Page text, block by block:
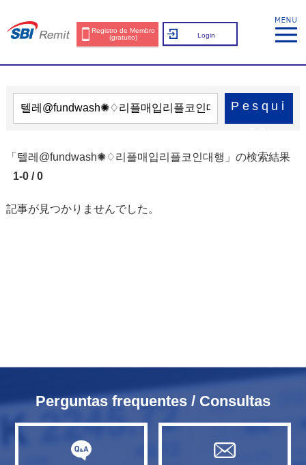
Registro de Membro
(gratuito)
Login
Pesqui
「텔레@fundwash✺♢리플매입리플코인대행」の検索結果
1-0 / 0
記事が見つかりませんでした。
Perguntas frequentes / Consultas